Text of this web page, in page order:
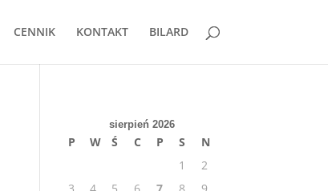
CENNIK KONTAKT BILARD
sierpień 2026
P W Ś C P S
N
1
2